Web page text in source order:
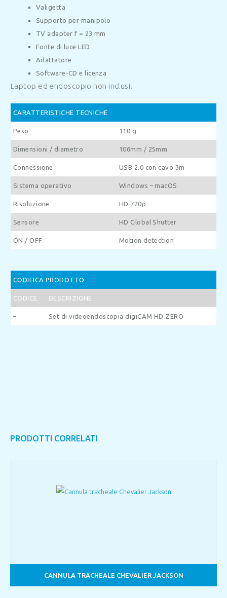
Valigetta
Supporto per manipolo
TV adapter f = 23 mm
Fonte di luce LED
Adattatore
Software-CD e licenza
Laptop ed endoscopio non inclusi.
CARATTERISTICHE TECNICHE
Peso 110 g
Dimensioni / diametro 106mm / 25mm
Connessione USB 2.0 con cavo 3m
Sistema operativo Windows – macOS
Risoluzione HD 720p
Sensore HD Global Shutter
ON / OFF Motion detection
CODIFICA PRODOTTO
CODICE DESCRIZIONE
– Set di videoendoscopiadigiCAM HD ZERO
PRODOTTI CORRELATI
CANNULA TRACHEALE CHEVALIER JACKSON